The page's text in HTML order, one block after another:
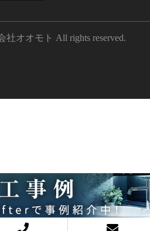
オオモト All rights reserved.